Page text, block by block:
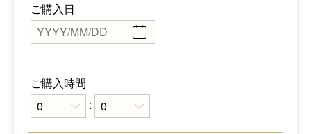
ご購入日
ご購入時間
: